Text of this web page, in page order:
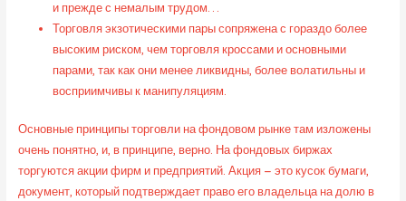
и прежде с немалым трудом…
Торговля экзотическими пары сопряжена с гораздо более
высоким риском, чем торговля кроссами и основными
парами, так как они менее ликвидны, более волатильны и
восприимчивы к манипуляциям.
Основные принципы торговли на фондовом рынке там изложены
очень понятно, и, в принципе, верно. На фондовых биржах
торгуются акции фирм и предприятий. Акция – это кусок бумаги,
документ, который подтверждает право его владельца на долю в